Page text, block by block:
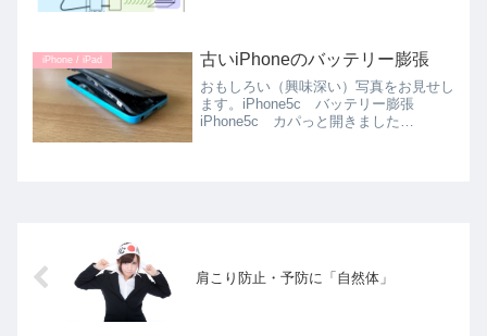
施した講座の...
iPhone / iPad 古いiPhoneのバッテリー膨張
おもしろい（興味深い）写真をお見せし
ます。iPhone5c バッテリー膨張
iPhone5c カパっと開きました
肩こり防止・予防に「自然体」